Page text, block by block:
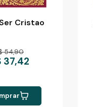
Cristao
54,90
37,42